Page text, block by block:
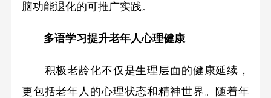
脑功能退化的可推广实践。
多语学习提升老年人心理健康
积极老龄化不仅是生理层面的健康延续，
更包括老年人的心理状态和精神世界。随着年